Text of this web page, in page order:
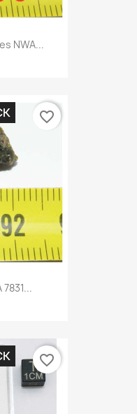
NWA...
favorite_border
favorite_border